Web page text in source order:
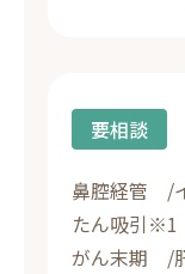
要相談
鼻腔経管
たん吸引※1
がん末期